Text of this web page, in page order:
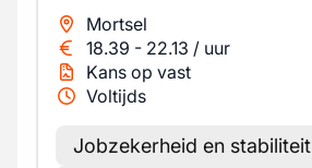
Mortsel
18.39 - 22.13 / uur
Kans op vast
Voltijds
Jobzekerheid en stabiliteit